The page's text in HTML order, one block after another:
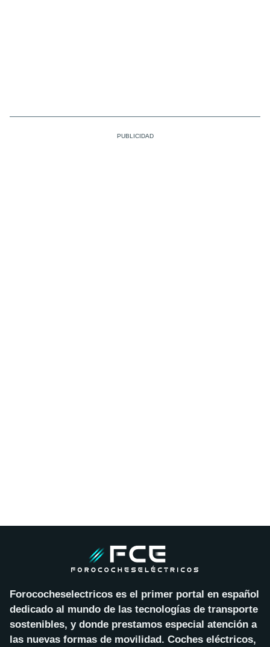
Forococheselectricos es el primer portal en español
dedicado al mundo de las tecnologías de transporte
sostenibles, y donde prestamos especial atención a
las nuevas formas de movilidad. Coches eléctricos,